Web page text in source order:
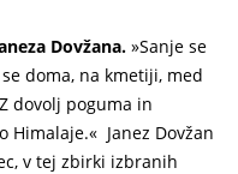
Dovžana. »Sanje se
doma, na kmetiji, med
dovolj poguma in
Himalaje.« Janez Dovžan
v tej zbirki izbranih